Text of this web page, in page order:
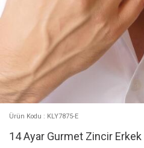
Ürün Kodu : KLY7875-E
14 Ayar Gurmet Zincir